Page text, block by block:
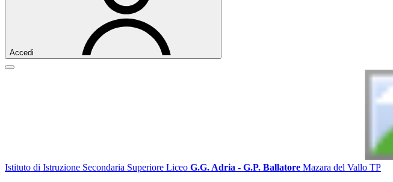
Accedi
Istituto di Istruzione Secondaria Superiore Liceo G.G. Adria - G.P. Ballatore Mazara del Vallo TP